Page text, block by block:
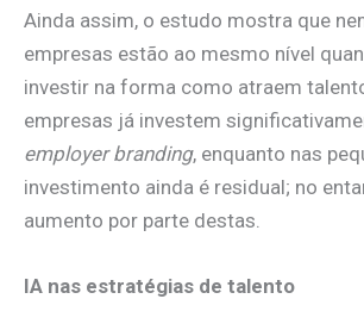
Ainda assim, o estudo mostra que
empresas estão ao mesmo nível
investir na forma como atraem
empresas já investem
employer branding, enquanto nas
investimento ainda é residual; no
aumento por parte destas.
IA nas estratégias de talento